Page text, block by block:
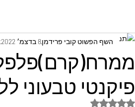
פיקנטי טבעוני
השף הפשוט קובי פרידמן8 בדצמ׳ 2022
דירוג של NaN מתוך 5 כוכבים